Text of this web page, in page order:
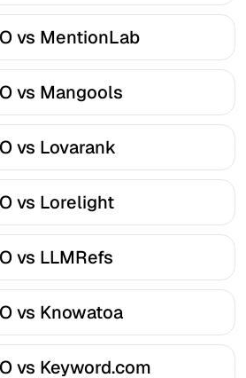
vs MentionLab
vs Mangools
vs Lovarank
vs Lorelight
vs LLMRefs
vs Knowatoa
vs Keyword.com